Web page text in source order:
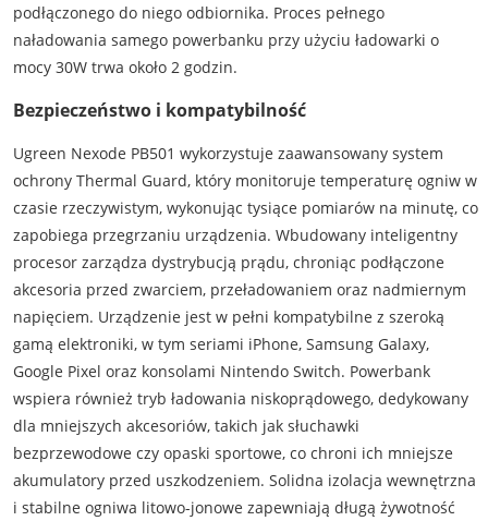
podłączonego do niego odbiornika. Proces pełnego
naładowania samego powerbanku przy użyciu ładowarki o
mocy 30W trwa około 2 godzin.
Bezpieczeństwo i kompatybilność
Ugreen Nexode PB501 wykorzystuje zaawansowany system
ochrony Thermal Guard, który monitoruje temperaturę ogniw w
czasie rzeczywistym, wykonując tysiące pomiarów na minutę, co
zapobiega przegrzaniu urządzenia. Wbudowany inteligentny
procesor zarządza dystrybucją prądu, chroniąc podłączone
akcesoria przed zwarciem, przeładowaniem oraz nadmiernym
napięciem. Urządzenie jest w pełni kompatybilne z szeroką
gamą elektroniki, w tym seriami iPhone, Samsung Galaxy,
Google Pixel oraz konsolami Nintendo Switch. Powerbank
wspiera również tryb ładowania niskoprądowego, dedykowany
dla mniejszych akcesoriów, takich jak słuchawki
bezprzewodowe czy opaski sportowe, co chroni ich mniejsze
akumulatory przed uszkodzeniem. Solidna izolacja wewnętrzna
i stabilne ogniwa litowo-jonowe zapewniają długą żywotność